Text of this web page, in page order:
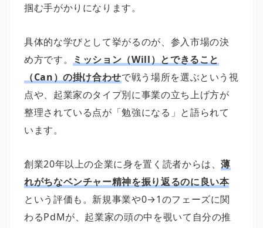
掴む手がかりになります。
具体的な学びとして挙がるのが、参入市場の決
め方です。
ミッション（Will）とできること
（Can）の掛け合わせで戦う場所を選ぶという視
点や、起業家のタイプ別に事業の立ち上げ方が
整理されている点が「勉強になる」と語られて
います。
創業20年以上の企業に身を置く読者からは、薄
れがちなベンチャー精神を振り返るのに良い本
という評価も。新規事業や0→1のフェーズに関
わるPdMが、起業家の頭の中を覗いて自分の推